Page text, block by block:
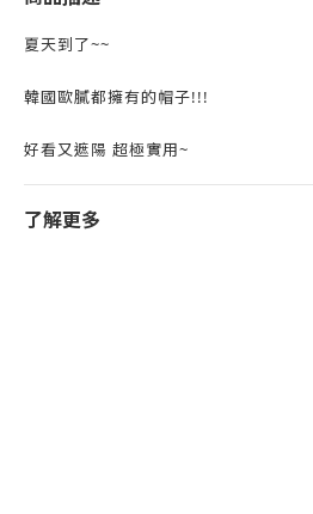
夏天到了~~
韓國歐膩都擁有的帽子!!!
好看又遮陽 超極實用~
了解更多